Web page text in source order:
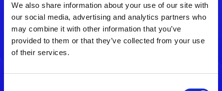
We also share information about your use of our site with
our social media, advertising and analytics partners who
may combine it with other information that you’ve
provided to them or that they’ve collected from your use
of their services.
メールアドレスをご確認のうえ、
再度手続きを行ってください。